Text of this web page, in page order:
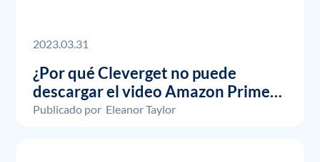
2023.03.31
¿Por qué Cleverget no puede
descargar el video Amazon Prime?
Resumen de mal funcionamiento y
Publicado por Eleanor Taylor